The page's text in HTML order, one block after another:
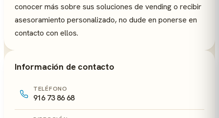
conocer más sobre sus soluciones de vending o recibir
asesoramiento personalizado, no dude en ponerse en
contacto con ellos.
Información de contacto
TELÉFONO
916 73 86 68